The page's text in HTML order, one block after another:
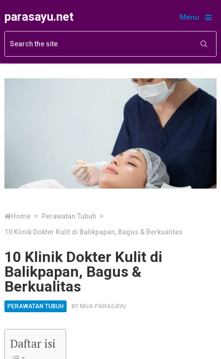
parasayu.net Menu
Home
Perawatan Tubuh
10 Klinik Dokter Kulit di Balikpapan, Bagus & Berkualitas
10 Klinik Dokter Kulit di
Balikpapan, Bagus &
Berkualitas
PERAWATAN TUBUH BY MUA PARASAYU
Daftar isi